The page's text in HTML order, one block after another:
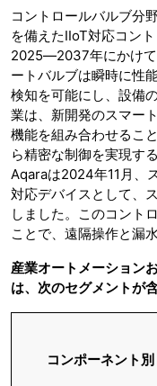
コントロールバルブ分
を備えたIIoT対応コン
2025―2037年にかけて
ートバルブは瞬時に性
検知を可能にし、設備
業は、新開発のスマー
機能を組み合わせるこ
ら精密な制御を実現す
Aqaraは2024年11月、
対応デバイスとして、
しました。このコント
ことで、遠隔操作と漏
産業オートメーション
は、次のセグメントが
コンポーネント別